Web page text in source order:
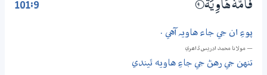
101:9 فَاُمُّهٗ هَاوِيَةٌ 9‏۝ۭ
پوءِ ان جي جاء هاويہ آهي .
— مولانا محمد ادريس ڏاھري
تنهن جي رهڻ جي جاءِ هاويه ٿيندي